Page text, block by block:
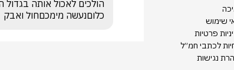
שימוש
פרטיות
לכתבי חמ״ל
נגישות
כלוםנעשה מימכםחול ואבק